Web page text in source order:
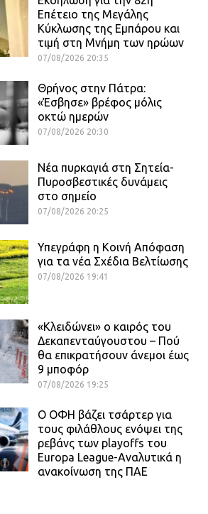
Επέτειο της Μεγάλης
Κύκλωσης της Εμπάρου και
τιμή στη Μνήμη των ηρώων
07/08/2026 20:35
Θρήνος στην Πάτρα:
«Έσβησε» βρέφος μόλις
οκτώ ημερών
07/08/2026 20:30
Νέα πυρκαγιά στη Σητεία-
Πυροσβεστικές δυνάμεις
στο σημείο
07/08/2026 20:25
Υπεγράφη η Κοινή Απόφαση
για τα νέα Σχέδια Βελτίωσης
07/08/2026 19:41
«Κλειδώνει» ο καιρός του
Δεκαπενταύγουστου – Πού
θα επικρατήσουν άνεμοι έως
9 μποφόρ
07/08/2026 19:25
Ο ΟΦΗ βάζει τσάρτερ για
τους φιλάθλους ενόψει της
ρεβάνς των playoffs του
Europa League-Αναλυτικά η
ανακοίνωση της ΠΑΕ